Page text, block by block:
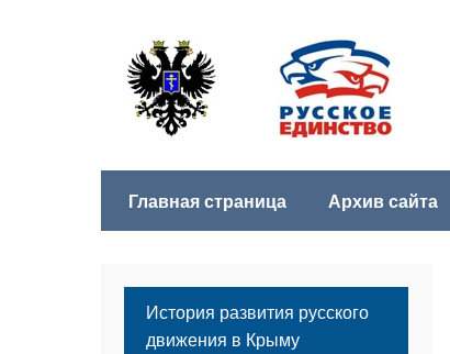
Главная страница Архив сайта
История развития русского
движения в Крыму